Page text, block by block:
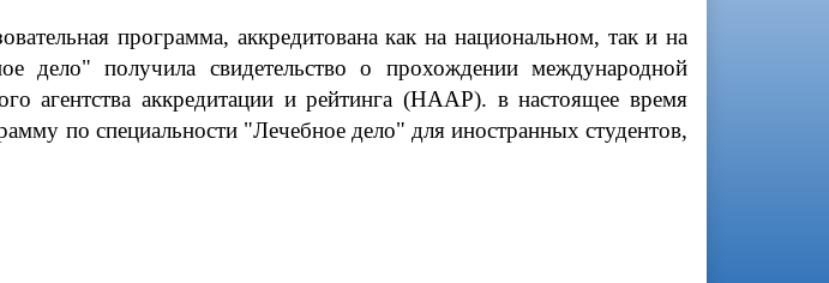
программа, аккредитована как на национальном, так и на
дело" получила свидетельство о прохождении международной
агентства аккредитации и рейтинга (НААР). в настоящее время
по специальности "Лечебное дело" для иностранных студентов,